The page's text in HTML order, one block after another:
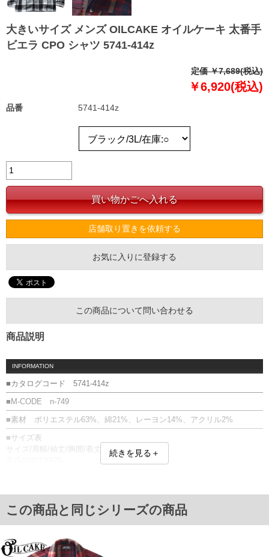
大きいサイズ メンズ OILCAKE オイルケーキ 太番手
ビエラ CPO シャツ 5741-414z
定価 ￥7,689(税込)
￥6,920(税込)
品番 5741-414z
店舗取り置きを依頼する
お気に入りに登録する
この商品について問い合わせる
商品説明
INFORMATION
■カタログコード 5741-414z
■M-CODE n-749
■素材 ポリエステル63%、綿21%、レーヨン14%、アクリル2%
■サイズ表
サイズ/肩幅/袖丈/胸囲/着丈
6L/60/63/142/82
単位はcm
下着(肌着)やワイシャツは商品の性質上、返品交換不可とさせて頂いております。予め
ご了承くださいませ。
続きを見る＋
この商品と同じシリーズの商品